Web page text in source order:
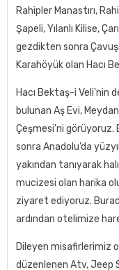
Rahipler Manastırı,
Şapeli, Yılanlı Kilise,
gezdikten sonra
Karahöyük olan Hacı
Hacı Bektaş-i Veli'nin
bulunan Aş Evi,
Çeşmesi'ni görüyoruz.
sonra Anadolu’da
yakından tanıyarak
mucizesi olan harika
ziyaret ediyoruz.
ardından otelimize
Dileyen misafirlerimiz
düzenlenen Atv, Jeep